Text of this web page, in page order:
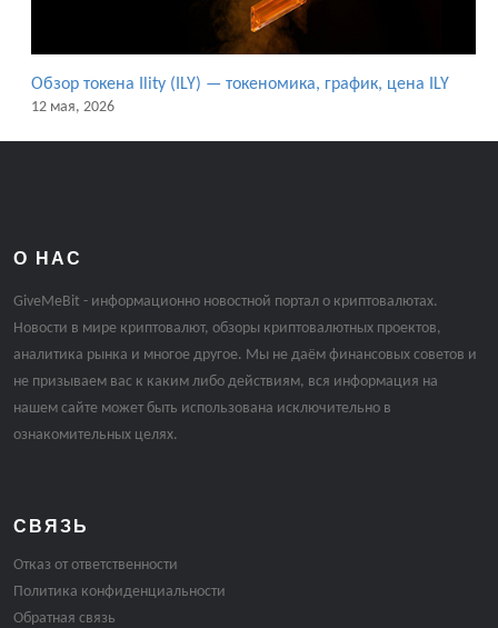
Обзор токена Ility (ILY) — токеномика, график, цена ILY
12 мая, 2026
О НАС
GiveMeBit - информационно новостной портал о криптовалютах.
Новости в мире криптовалют, обзоры криптовалютных проектов,
аналитика рынка и многое другое. Мы не даём финансовых советов и
не призываем вас к каким либо действиям, вся информация на
нашем сайте может быть использована исключительно в
ознакомительных целях.
СВЯЗЬ
Отказ от ответственности
Политика конфиденциальности
Обратная связь